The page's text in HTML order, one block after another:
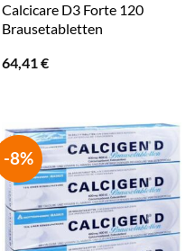
Calcicare D3 Forte 120
Brausetabletten
64,41 €
-8%